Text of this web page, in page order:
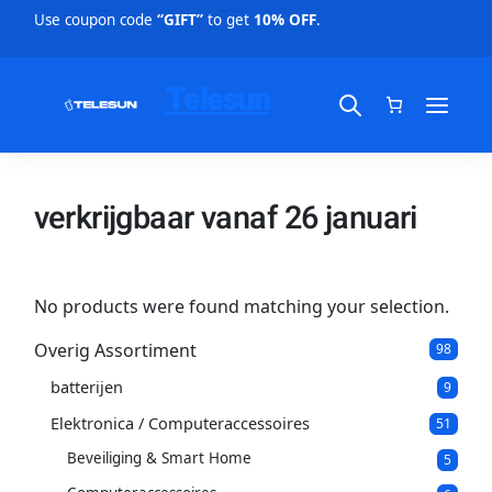
Use coupon code “GIFT”to get 10% OFF.
verkrijgbaar vanaf 26 januari
No products were found matching your selection.
Overig Assortiment
989
p
o
d
u
c
batterijen 99
o
d
u
Elektronica / Computeraccessoires 51 5
p
r
Beveiliging & Smart Home 55